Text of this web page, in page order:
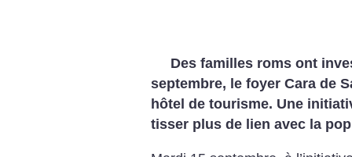
Des familles roms ont
septembre, le foyer Cara de
hôtel de tourisme. Une
tisser plus de lien avec la